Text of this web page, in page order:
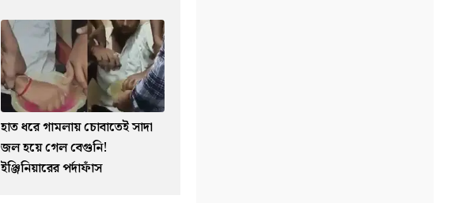
হাত ধরে গামলায় চোবাতেই সাদা
জল হয়ে গেল বেগুনি!
ইঞ্জিনিয়ারের পর্দাফাঁস